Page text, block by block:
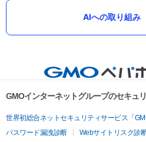
AIへの取り組み
GMOインターネットグループのセキュ
世界初総合ネットセキュリティサービス「
パスワード漏洩診断
Webサイトリスク診